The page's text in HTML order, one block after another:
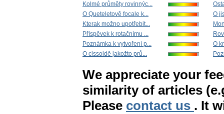
Kolmé průměty rovinnýc...
O Queteletově focale k...
Kterak možno upotřebit...
Příspěvek k rotačnímu ...
Poznámka k vytvoření p...
O cissoidě jakožto prů...
O
O
We appreciate your
similarity of articles
Please contact us . It